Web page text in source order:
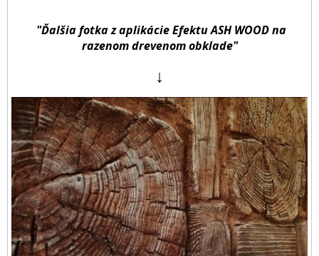
"Ďalšia fotka z aplikácie Efektu ASH WOOD na
razenom drevenom obklade"
↓